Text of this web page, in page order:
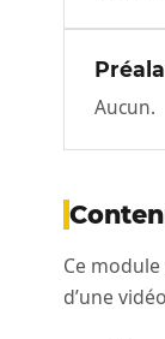
Aucun.
Ce
d’une